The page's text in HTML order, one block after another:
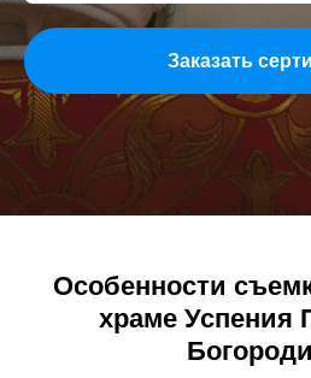
Заказать
Особенности
храме Успения